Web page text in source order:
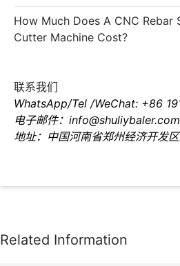
How Much Does A CNC Rebar
Cutter Machine Cost?
联系我们
WhatsApp/Tel /WeChat: +86
电子邮件：info@shuliybaler.com
地址：中国河南省郑州经济开发